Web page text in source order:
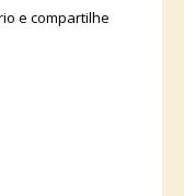
e compartilhe